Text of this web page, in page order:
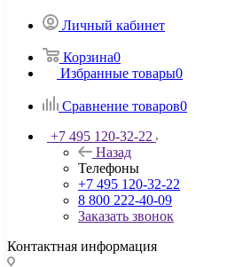
Личный кабинет
Корзина0
Избранные товары0
Сравнение товаров0
+7 495 120-32-22
Назад
Телефоны
+7 495 120-32-22
8 800 222-40-09
Заказать звонок
Контактная информация